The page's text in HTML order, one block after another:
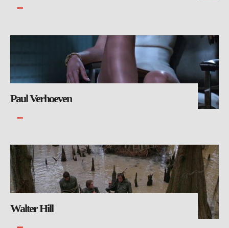
Paul Verhoeven
Walter Hill